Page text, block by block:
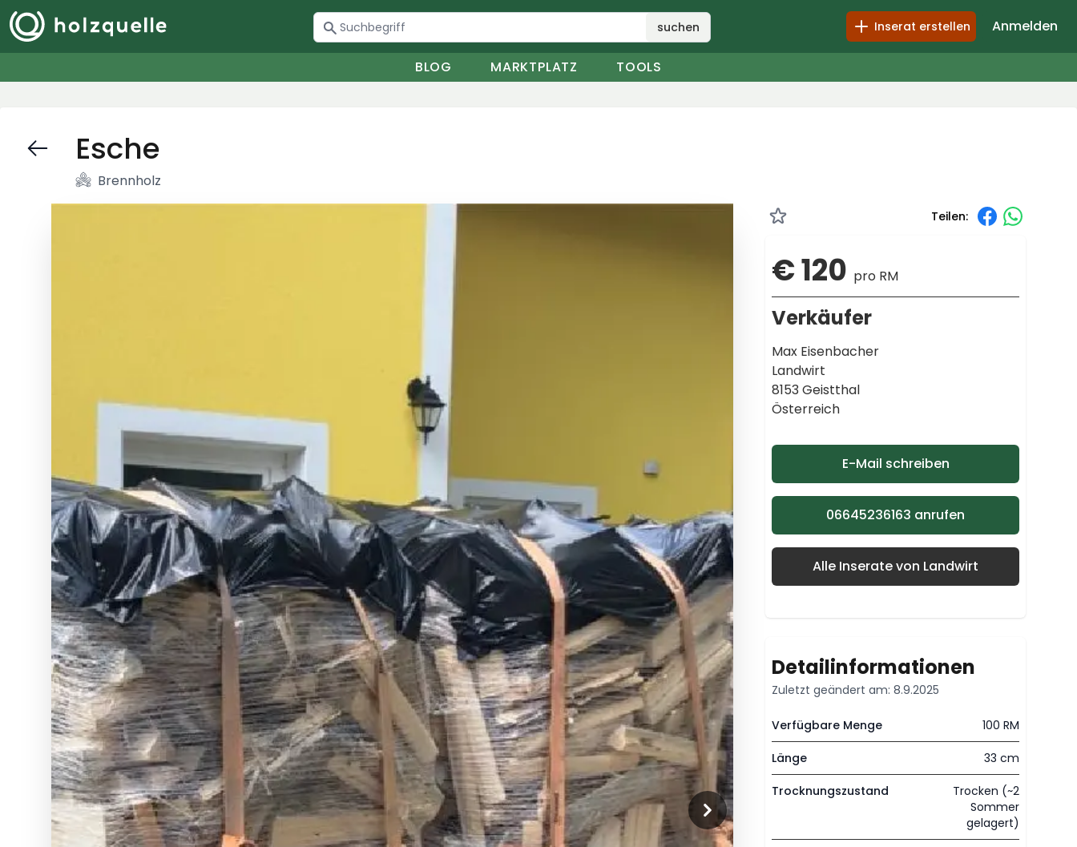
suchen Inserat erstellen Anmelden
BLOG MARKTPLATZ TOOLS
Esche
Brennholz
Teilen:
€ 120 pro RM
Verkäufer
Max Eisenbacher
Landwirt
8153 Geistthal
Österreich
E-Mail schreiben
06645236163 anrufen
Alle Inserate von Landwirt
Detailinformationen
Zuletzt geändert am: 8.9.2025
Verfügbare Menge 100 RM
Länge 33 cm
Trocknungszustand
Trocken (~2
Sommer
gelagert)